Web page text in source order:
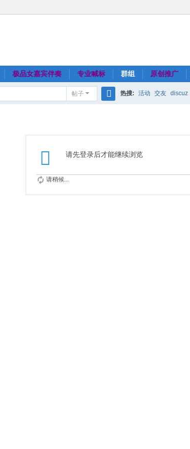
极品女嘉宾伴奏 专业喊标 群组 原创推广
帖子 热搜: 活动 交友 discuz
请先登录后才能继续浏览
请稍候...